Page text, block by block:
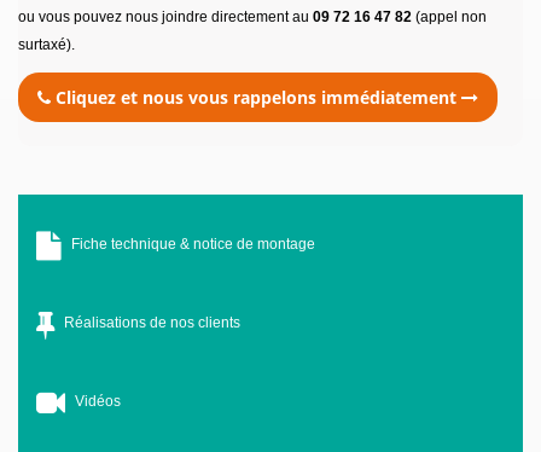
ou vous pouvez nous joindre directement au 09 72 16 47 82 (appel non
surtaxé).
Cliquez et nous vous rappelons immédiatement
Fiche technique & notice de montage
Réalisations de nos clients
Vidéos